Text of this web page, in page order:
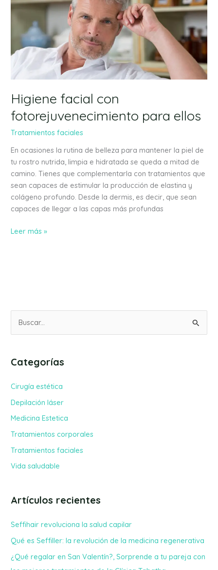
Higiene facial con
fotorejuvenecimiento para ellos
Tratamientos faciales
En ocasiones la rutina de belleza para mantener la piel de
tu rostro nutrida, limpia e hidratada se queda a mitad de
camino. Tienes que complementarla con tratamientos que
sean capaces de estimular la producción de elastina y
colágeno profundo. Desde la dermis, es decir, que sean
capaces de llegar a las capas más profundas
con
fotorejuvenecimiento
ellos
Leer más »
c
o
r
Categorías
Cirugía estética
Depilación láser
Medicina Estetica
Tratamientos corporales
Tratamientos faciales
Vida saludable
Artículos recientes
Seffihair revoluciona la salud capilar
Qué es Seffiller: la revolución de la medicina regenerativa
¿Qué regalar en San Valentín?, Sorprende a tu pareja con